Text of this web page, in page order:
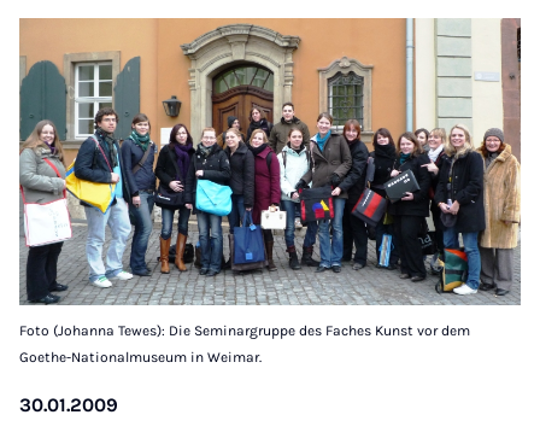
Foto (Johanna Tewes): Die Seminargruppe des Faches Kunst vor dem
Goethe-Nationalmuseum in Weimar.
30.01.2009